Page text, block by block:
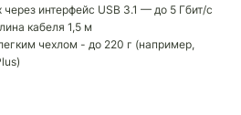
интерфейс USB 3.1 — до 5 Гбит/с
кабеля 1,5 м
чехлом - до 220 г (например,